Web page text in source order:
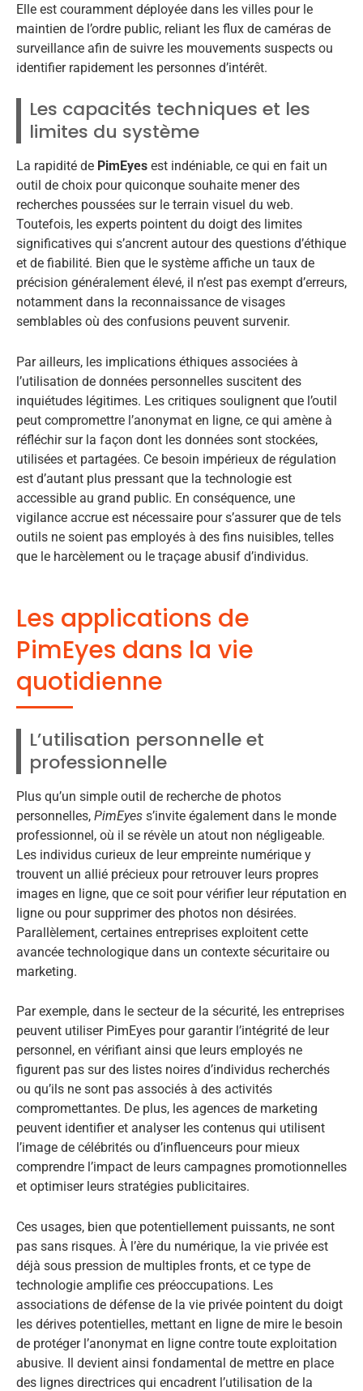
Elle est couramment déployée dans les villes pour le
maintien de l’ordre public, reliant les flux de caméras de
surveillance afin de suivre les mouvements suspects ou
identifier rapidement les personnes d’intérêt.
Les capacités techniques et les
limites du système
La rapidité de PimEyes est indéniable, ce qui en fait un
outil de choix pour quiconque souhaite mener des
recherches poussées sur le terrain visuel du web.
Toutefois, les experts pointent du doigt des limites
significatives qui s’ancrent autour des questions d’éthique
et de fiabilité. Bien que le système affiche un taux de
précision généralement élevé, il n’est pas exempt d’erreurs,
notamment dans la reconnaissance de visages
semblables où des confusions peuvent survenir.
Par ailleurs, les implications éthiques associées à
l’utilisation de données personnelles suscitent des
inquiétudes légitimes. Les critiques soulignent que l’outil
peut compromettre l’anonymat en ligne, ce qui amène à
réfléchir sur la façon dont les données sont stockées,
utilisées et partagées. Ce besoin impérieux de régulation
est d’autant plus pressant que la technologie est
accessible au grand public. En conséquence, une
vigilance accrue est nécessaire pour s’assurer que de tels
outils ne soient pas employés à des fins nuisibles, telles
que le harcèlement ou le traçage abusif d’individus.
Les applications de
PimEyes dans la vie
quotidienne
L’utilisation personnelle et
professionnelle
Plus qu’un simple outil de recherche de photos
personnelles, PimEyes s’invite également dans le monde
professionnel, où il se révèle un atout non négligeable.
Les individus curieux de leur empreinte numérique y
trouvent un allié précieux pour retrouver leurs propres
images en ligne, que ce soit pour vérifier leur réputation en
ligne ou pour supprimer des photos non désirées.
Parallèlement, certaines entreprises exploitent cette
avancée technologique dans un contexte sécuritaire ou
marketing.
Par exemple, dans le secteur de la sécurité, les entreprises
peuvent utiliser PimEyes pour garantir l’intégrité de leur
personnel, en vérifiant ainsi que leurs employés ne
figurent pas sur des listes noires d’individus recherchés
ou qu’ils ne sont pas associés à des activités
compromettantes. De plus, les agences de marketing
peuvent identifier et analyser les contenus qui utilisent
l’image de célébrités ou d’influenceurs pour mieux
comprendre l’impact de leurs campagnes promotionnelles
et optimiser leurs stratégies publicitaires.
Ces usages, bien que potentiellement puissants, ne sont
pas sans risques. À l’ère du numérique, la vie privée est
déjà sous pression de multiples fronts, et ce type de
technologie amplifie ces préoccupations. Les
associations de défense de la vie privée pointent du doigt
les dérives potentielles, mettant en ligne de mire le besoin
de protéger l’anonymat en ligne contre toute exploitation
abusive. Il devient ainsi fondamental de mettre en place
des lignes directrices qui encadrent l’utilisation de la